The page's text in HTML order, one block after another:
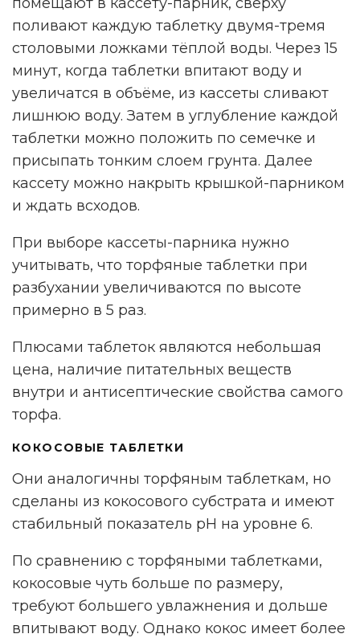
поливают каждую таблетку двумя-тремя
столовыми ложками тёплой воды. Через 15
минут, когда таблетки впитают воду и
увеличатся в объёме, из кассеты сливают
лишнюю воду. Затем в углубление каждой
таблетки можно положить по семечке и
присыпать тонким слоем грунта. Далее
кассету можно накрыть крышкой-парником
и ждать всходов.
При выборе кассеты-парника нужно
учитывать, что торфяные таблетки при
разбухании увеличиваются по высоте
примерно в 5 раз.
Плюсами таблеток являются небольшая
цена, наличие питательных веществ
внутри и антисептические свойства самого
торфа.
КОКОСОВЫЕ ТАБЛЕТКИ
Они аналогичны торфяным таблеткам, но
сделаны из кокосового субстрата и имеют
стабильный показатель pH на уровне 6.
По сравнению с торфяными таблетками,
кокосовые чуть больше по размеру,
требуют большего увлажнения и дольше
впитывают воду. Однако кокос имеет более